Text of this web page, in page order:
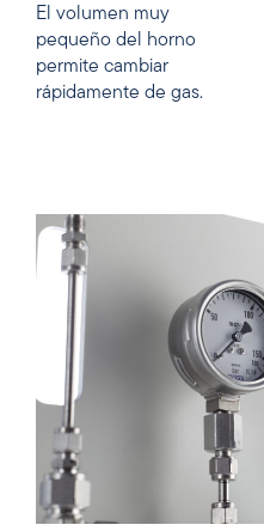
El volumen muy
pequeño del horno
permite cambiar
rápidamente de gas.